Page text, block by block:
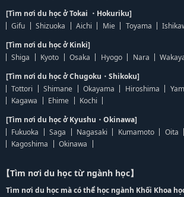
[Tìm nơi du học ở Tokai ・Hokuriku]
Gifu
Shizuoka Aichi Mie Toyama
[Tìm nơi du học ở Kinki]
Shiga
Kyoto Osaka Hyogo Nara
[Tìm nơi du học ở Chugoku・Shikoku]
Tottori
Shimane Okayama Hiroshima
Kagawa
Ehime
Kochi
[Tìm nơi du học ở Kyushu・Okinawa]
Fukuoka
Saga Nagasaki Kumamoto Oita
Kagoshima
Okinawa
【Tìm nơi du học từ ngành học】
Tìm nơi du học mà có thể học ngành Khối Khoa